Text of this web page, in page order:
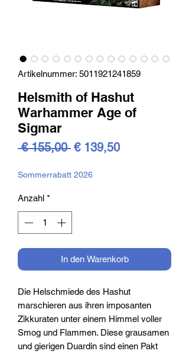
Artikelnummer: 5011921241859
Helsmith of Hashut
Warhammer Age of
Sigmar
€ 155,00 Standardpreis
€ 139,50Sale-
Sommerrabatt 2026
Anzahl *
In den Warenkorb
Die Helschmiede des Hashut
marschieren aus ihren imposanten
Zikkuraten unter einem Himmel voller
Smog und Flammen. Diese grausamen
und gierigen Duardin sind einen Pakt